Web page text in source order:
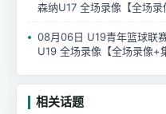
森纳U17 全场录像【全场录
08月06日 U19青年篮球联
U19 全场录像【全场录像+
相关话题